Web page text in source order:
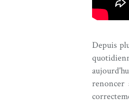
Depuis
renoncer